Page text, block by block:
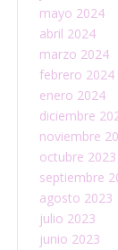
mayo 2024
abril 2024
marzo 2024
febrero 2024
enero 2024
diciembre
noviembre
octubre 2023
septiembre
agosto 2023
julio 2023
junio 2023